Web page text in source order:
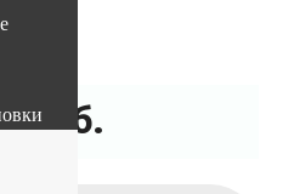
м
руб.